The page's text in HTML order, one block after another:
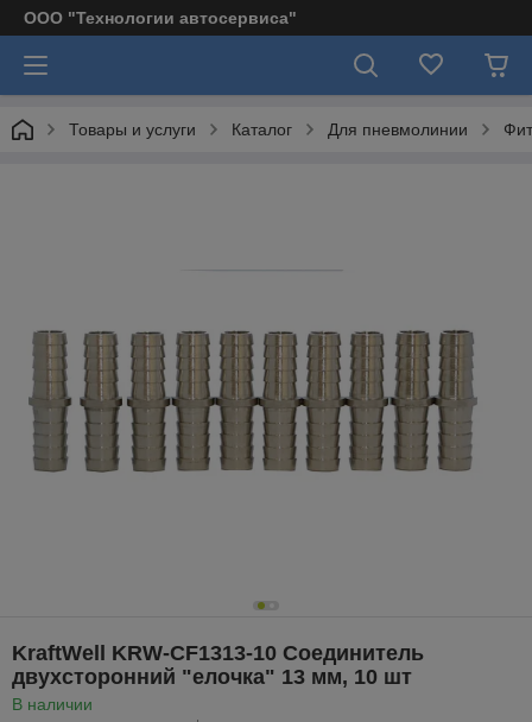
ООО "Технологии автосервиса"
Товары и услуги Каталог Для пневмолинии
KraftWell KRW-CF1313-10 Соединитель
двухсторонний "елочка" 13 мм, 10 шт
В наличии